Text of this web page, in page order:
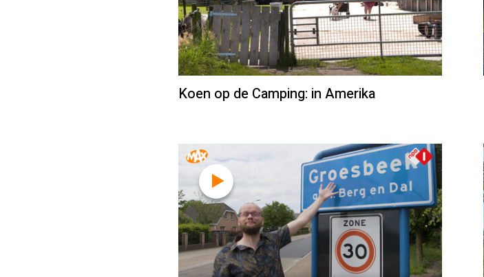
Koen op de Camping: in Amerika